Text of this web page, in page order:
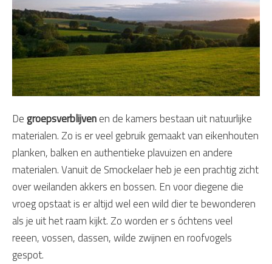
Degroepsverblijvenen de kamers bestaan uit natuurlijke
materialen. Zo is er veel gebruik gemaakt van eikenhouten
planken, balken en authentieke plavuizen en andere
materialen. Vanuit de Smockelaer heb je een prachtig zicht
over weilanden akkers en bossen. En voor diegene die
vroeg opstaat is er altijd wel een wild dier te bewonderen
als je uit het raam kijkt. Zo worden er s óchtens veel
reeen, vossen, dassen, wilde zwijnen en roofvogels
gespot.